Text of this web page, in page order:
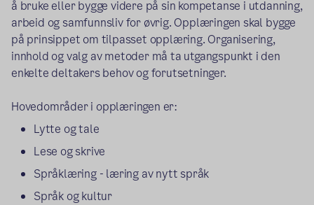
å bruke eller bygge videre på sin kompetanse i utdanning,
arbeid og samfunnsliv for øvrig. Opplæringen skal bygge
på prinsippet om tilpasset opplæring. Organisering,
innhold og valg av metoder må ta utgangspunkt i den
enkelte deltakers behov og forutsetninger.
Hovedområder i opplæringen er:
Lytte og tale
Lese og skrive
Språklæring - læring av nytt språk
Språk og kultur